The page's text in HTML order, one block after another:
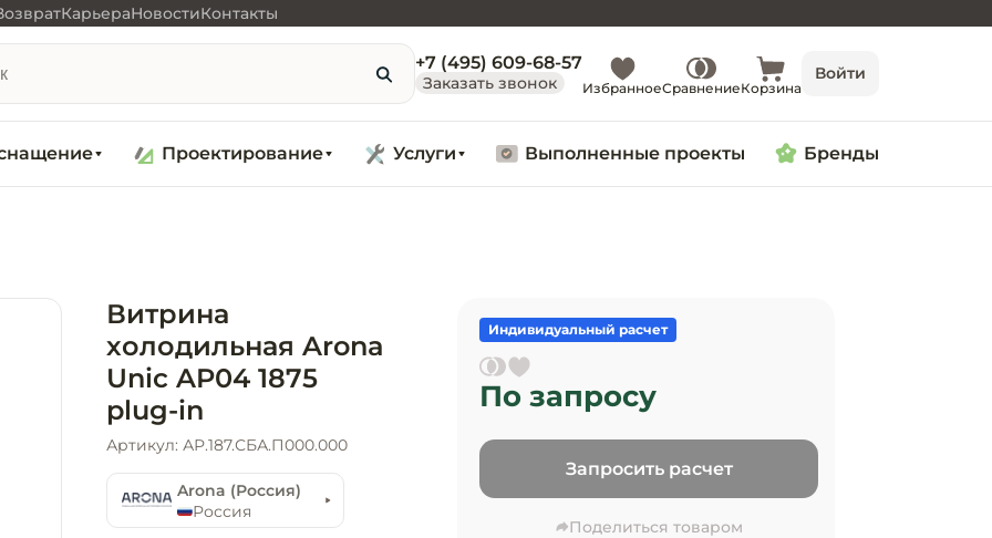
КарьераНовостиКонтакты
+7 (495) 609-68-57
Заказать звонок ИзбранноеСравнениеКорзина
Войти
Проектирование Услуги Выполненные проекты Бренды
Витрина
холодильная Arona
Unic AP04 1875
plug-in
Артикул: АР.187.СБА.П000.000
Arona (Россия)
Россия
По запросу
Индивидуальный расчет
Запросить расчет
Поделиться товаром